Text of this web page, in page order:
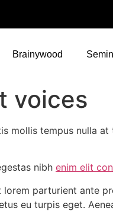
Brainywood
voices
mollis tempus nulla at
nibh enim elit
parturient ante
eu turpis eget.